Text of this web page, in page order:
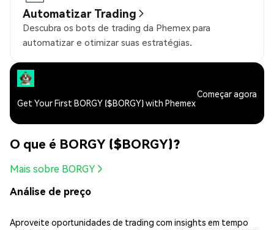
Automatizar Trading
Descubra os bots de trading da Phemex para
automatizar e otimizar suas estratégias.
Get Your First BORGY ($BORGY) with Phemex
Começar agora
O que é BORGY ($BORGY)?
Mais sobre BORGY
Análise de preço
Aproveite oportunidades de trading com insights em tempo